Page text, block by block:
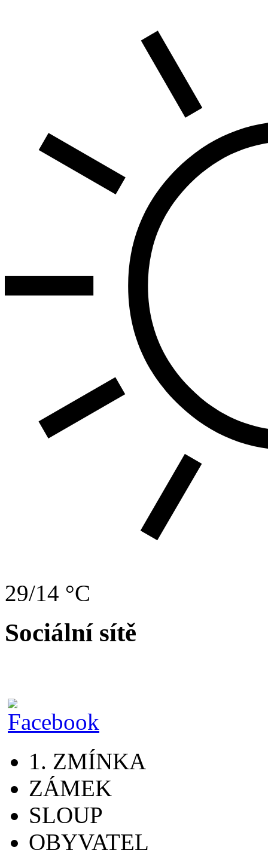
29/14 °C
Sociální sítě
1. ZMÍNKA
ZÁMEK
SLOUP
OBYVATEL